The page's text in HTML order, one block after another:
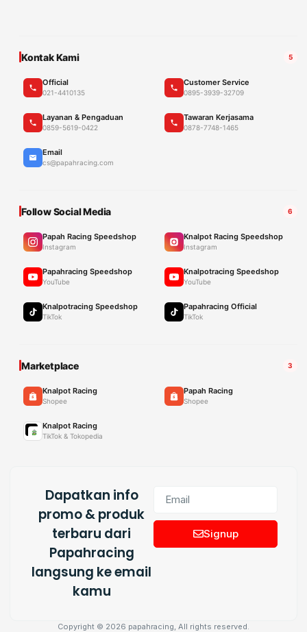
Kontak Kami 5
Official
021-4410135
Customer Service
0895-3939-32709
Layanan & Pengaduan
0859-5619-0422
Tawaran Kerjasama
0878-7748-1465
Email
cs@papahracing.com
Follow Social Media 6
Papah Racing Speedshop
Instagram
Knalpot Racing Speedshop
Instagram
Papahracing Speedshop
YouTube
Knalpotracing Speedshop
YouTube
Knalpotracing Speedshop
TikTok
Papahracing Official
TikTok
Marketplace 3
Knalpot Racing
Shopee
Papah Racing
Shopee
Knalpot Racing
TikTok & Tokopedia
Dapatkan info
promo & produk
terbaru dari
Papahracing
langsung ke email
kamu
Signup
Copyright © 2026 papahracing, All rights reserved.